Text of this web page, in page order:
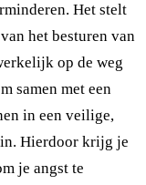
Het stelt
het besturen van
op de weg
samen met een
in een veilige,
Hierdoor krijg je
je angst te